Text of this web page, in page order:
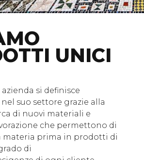
UNICI
si definisce
suo settore grazie alla
di nuovi materiali e
che permettono di
materia prima in prodotti di
di